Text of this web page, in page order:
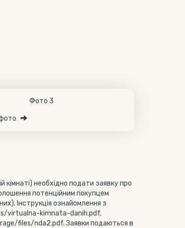
кімнаті) необхідно подати заявку про
потенційним покупцем
Інструкція ознайомлення з
virtualna-kimnata-danih.pdf,
files/nda2.pdf. Заявки подаються в